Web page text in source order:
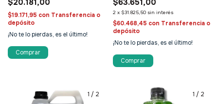
$20.181,00
$19.171,95 con Transferencia o
depósito
¡No te lo pierdas, es el último!
$63.651,00
2 x $31.825,50 sin interés
$60.468,45 con Transferencia o
depósito
¡No te lo pierdas, es el último!
1 / 2 1 / 2